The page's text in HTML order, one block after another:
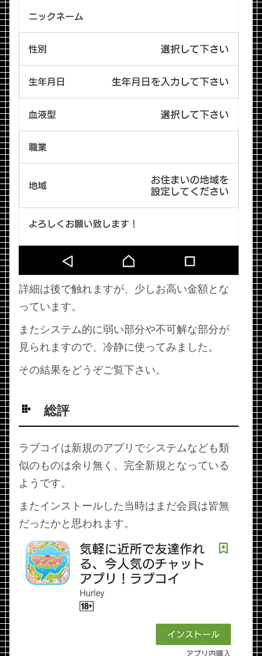
詳細は後で触れますが、少しお高い金額とな
っています。
またシステム的に弱い部分や不可解な部分が
見られますので、冷静に使ってみました。
その結果をどうぞご覧下さい。
総評
ラブコイは新規のアプリでシステムなども類
似のものは余り無く、完全新規となっている
ようです。
またインストールした当時はまだ会員は皆無
だったかと思われます。